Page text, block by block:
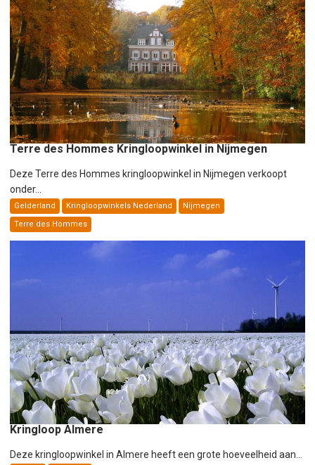
Terre des Hommes Kringloopwinkel in Nijmegen
Deze Terre des Hommes kringloopwinkel in Nijmegen verkoopt
onder...
Gelderland Kringloopwinkels Nederland
Nijmegen
Terre des Hommes
Kringloop Almere
Deze kringloopwinkel in Almere heeft een grote hoeveelheid aan...